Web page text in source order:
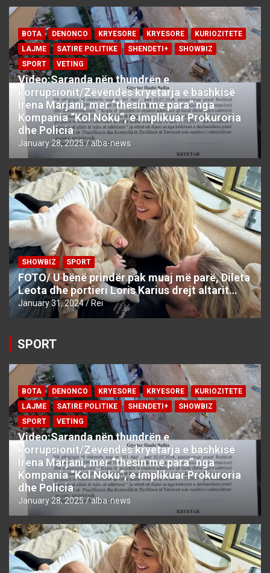
BOTA DENONCO KRYESORE KRYESORE
KURIOZITETE
LAJME
SATIRE POLITIKE SHENDETI+
SHOWBIZ
SPORT
VETING
Video:Saranda nën thundrën e
korrupsionit/Zëvëndës kryetarja e bashkisë
Irena Marjani, mer “thesin me para” nga
Kompania “Kol Noku”, e implikuar Prokuroria
dhe Policia
January 28, 2025 alba-news
SHOWBIZ SPORT
FOTO/ U bënë prindër pak muaj më parë, Dileta
Leota dhe portieri Loris Karius drejt altarit…
January 31, 2024 Rei
SPORT
BOTA DENONCO KRYESORE KRYESORE
KURIOZITETE
LAJME
SATIRE POLITIKE SHENDETI+
SHOWBIZ
SPORT
VETING
Video:Saranda nën thundrën e
korrupsionit/Zëvëndës kryetarja e bashkisë
Irena Marjani, mer “thesin me para” nga
Kompania “Kol Noku”, e implikuar Prokuroria
dhe Policia
January 28, 2025 alba-news